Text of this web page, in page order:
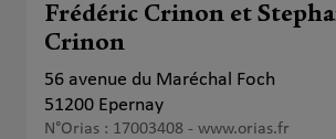
Frédéric Crinon et
Crinon
56 avenue du Maréchal Foch
51200 Epernay
N°Orias : 17003408 - www.orias.fr